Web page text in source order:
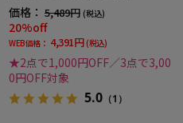
価格： 5,489円 (税込)
20%off
WEB価格： 4,391円 (税込)
★2点で1,000円OFF／3点で3,00
0円OFF対象
5.0 （1）